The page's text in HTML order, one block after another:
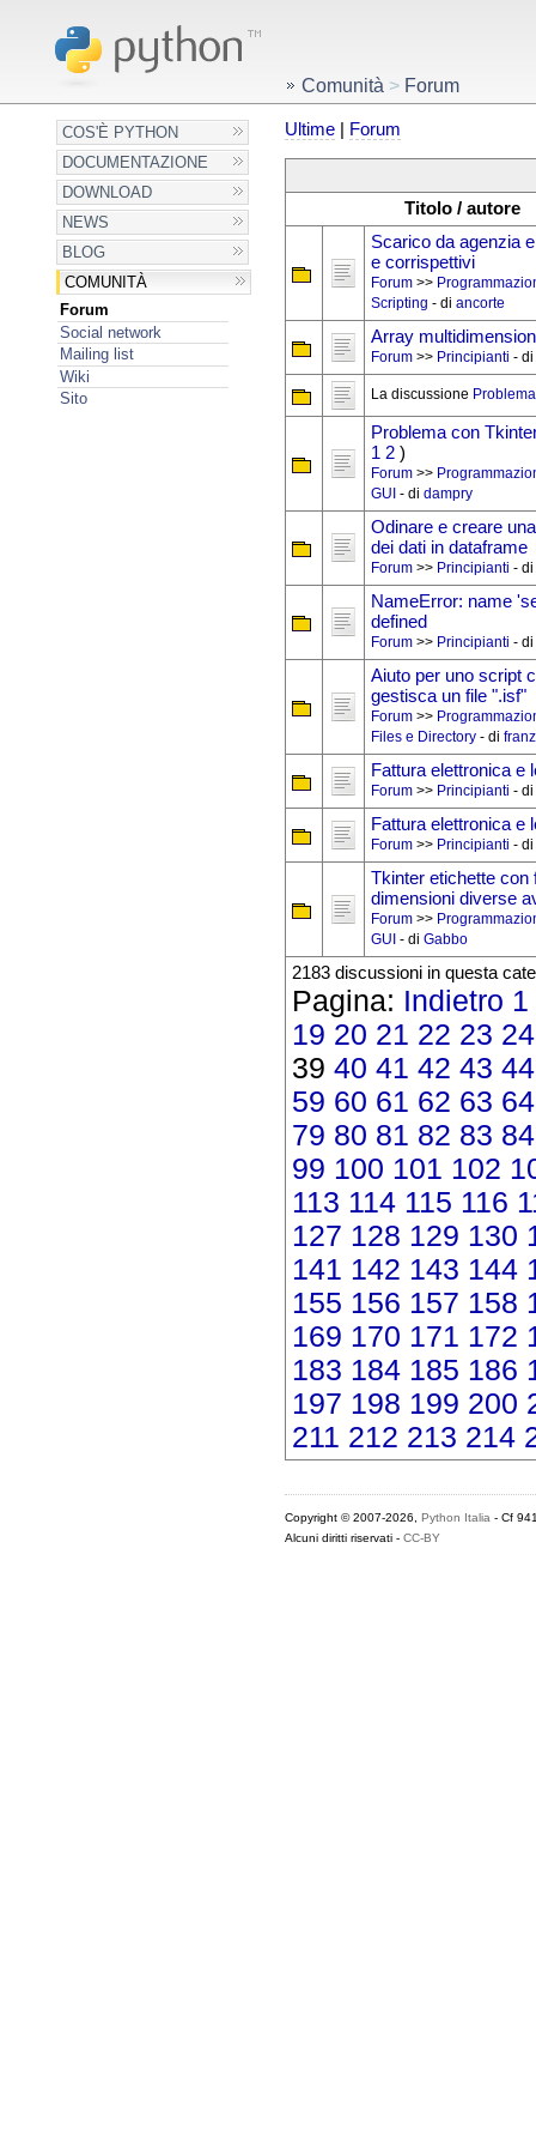
COS'È PYTHON
DOCUMENTAZIONE
DOWNLOAD
NEWS
BLOG
COMUNITÀ
Forum
Social network
Mailing list
Wiki
Sito
Comunità > Forum
Ultime| Forum
Titolo / autore
Scarico da agenzia
e corrispettivi
Forum>>
Scripting - di ancorte
Array
Forum>> Principianti - di
La discussione
Problema con
1 2)
Forum>>
GUI- di dampry
Odinare e creare
dei dati in dataframe
Forum>> Principianti - di
NameError: name
defined
Forum>> Principianti - di
Aiuto per uno script
gestisca un file ".isf"
Forum>>
Files e Directory- di
Fattura elettronica e
Forum>> Principianti - di
Fattura elettronica e
Forum>> Principianti - di
Tkinter etichette con
dimensioni diverse
Forum>>
GUI- di Gabbo
2183 discussioni in questa
Pagina: Indietro 1
19 20 21 22 23 24
39 40 41 42 43 44
59 60 61 62 63 64
79 80 81 82 83 84
99 100 101 102
113 114 115 116
127 128 129 130
141 142 143 144
155 156 157 158
169 170 171 172
183 184 185 186
197 198 199 200
211 212 213 214
Copyright © 2007-2026, Python Italia - Cf
Alcuni diritti riservati - CC-BY